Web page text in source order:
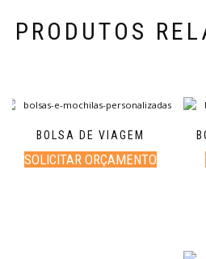
PRODUTOS
BOLSA DE VIAGEM
SOLICITAR ORÇAMENTO